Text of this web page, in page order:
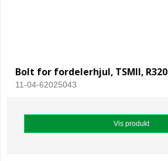
Bolt for fordelerhjul, TSMII, R320
11-04-62025043
Vis produkt